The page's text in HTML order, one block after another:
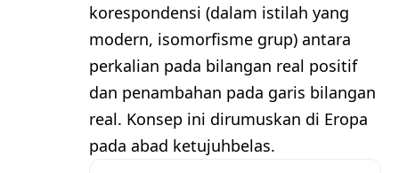
korespondensi (dalam istilah yang
modern, isomorfisme grup) antara
perkalian pada bilangan real positif
dan penambahan pada garis bilangan
real. Konsep ini dirumuskan di Eropa
pada abad ketujuhbelas.